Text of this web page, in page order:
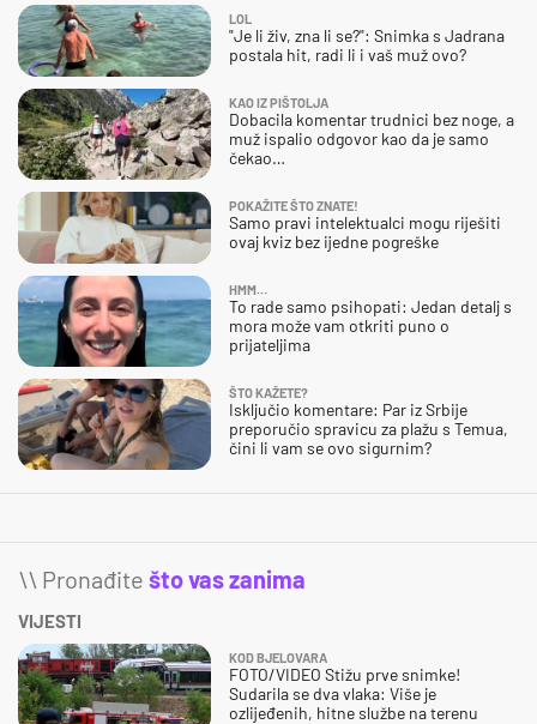
LOL
"Je li živ, zna li se?": Snimka s Jadrana
postala hit, radi li i vaš muž ovo?
KAO IZ PIŠTOLJA
Dobacila komentar trudnici bez noge, a
muž ispalio odgovor kao da je samo
čekao…
POKAŽITE ŠTO ZNATE!
Samo pravi intelektualci mogu riješiti
ovaj kviz bez ijedne pogreške
HMM…
To rade samo psihopati: Jedan detalj s
mora može vam otkriti puno o
prijateljima
ŠTO KAŽETE?
Isključio komentare: Par iz Srbije
preporučio spravicu za plažu s Temua,
čini li vam se ovo sigurnim?
\\ Pronađite što vas zanima
VIJESTI
KOD BJELOVARA
FOTO/VIDEO Stižu prve snimke!
Sudarila se dva vlaka: Više je
ozlijeđenih, hitne službe na terenu